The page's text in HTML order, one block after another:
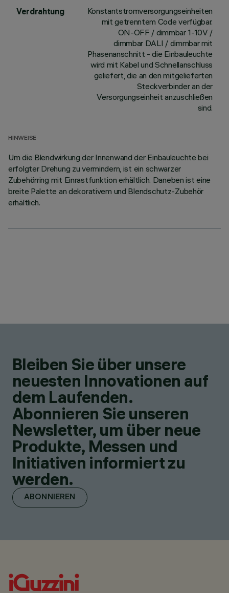
Verdrahtung
Konstantstromversorgungseinheiten
mit getrenntem Code verfügbar.
ON-OFF / dimmbar 1-10V /
dimmbar DALI / dimmbar mit
Phasenanschnitt - die Einbauleuchte
wird mit Kabel und Schnellanschluss
geliefert, die an den mitgelieferten
Steckverbinder an der
Versorgungseinheit anzuschließen
sind.
HINWEISE
Um die Blendwirkung der Innenwand der Einbauleuchte bei
erfolgter Drehung zu vermindern, ist ein schwarzer
Zubehörring mit Einrastfunktion erhältlich. Daneben ist eine
breite Palette an dekorativem und Blendschutz-Zubehör
erhältlich.
Bleiben Sie über unsere
neuesten Innovationen auf
dem Laufenden.
Abonnieren Sie unseren
Newsletter, um über neue
Produkte, Messen und
Initiativen informiert zu
werden.
ABONNIEREN